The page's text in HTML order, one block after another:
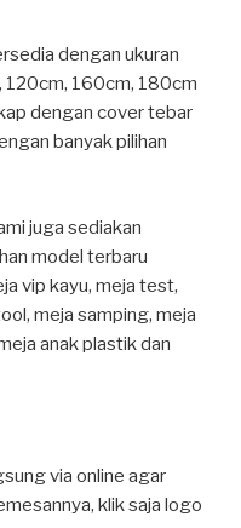
dengan ukuran
120cm, 160cm, 180cm
dengan cover tebar
banyak pilihan
juga sediakan
model terbaru
vip kayu, meja test,
meja samping, meja
anak plastik dan
via online agar
klik saja logo